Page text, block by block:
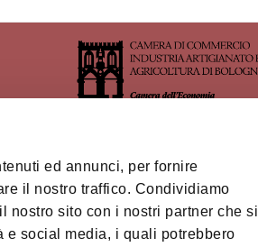
ed annunci, per fornire
il nostro traffico. Condividiamo
nostro sito con i nostri partner che si
social media, i quali potrebbero
Privacy policy